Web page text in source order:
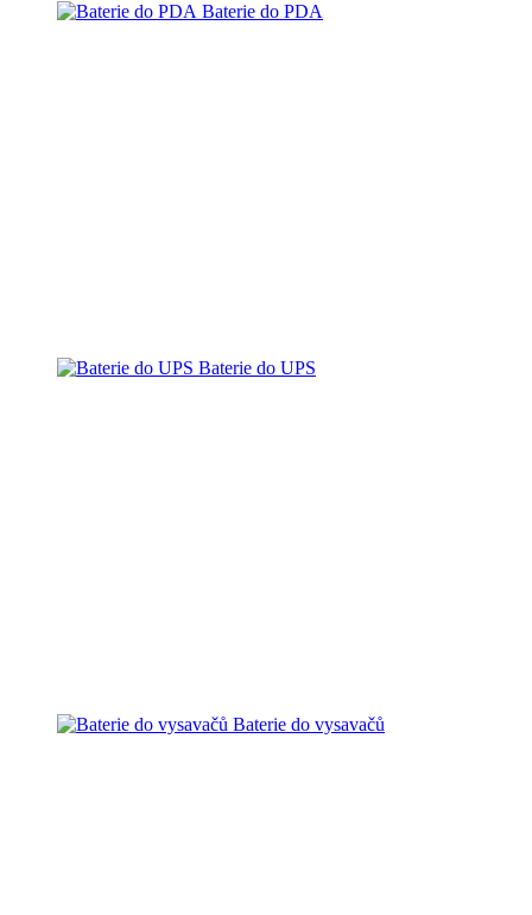
Baterie do PDA
Baterie do UPS
Baterie do vysavačů